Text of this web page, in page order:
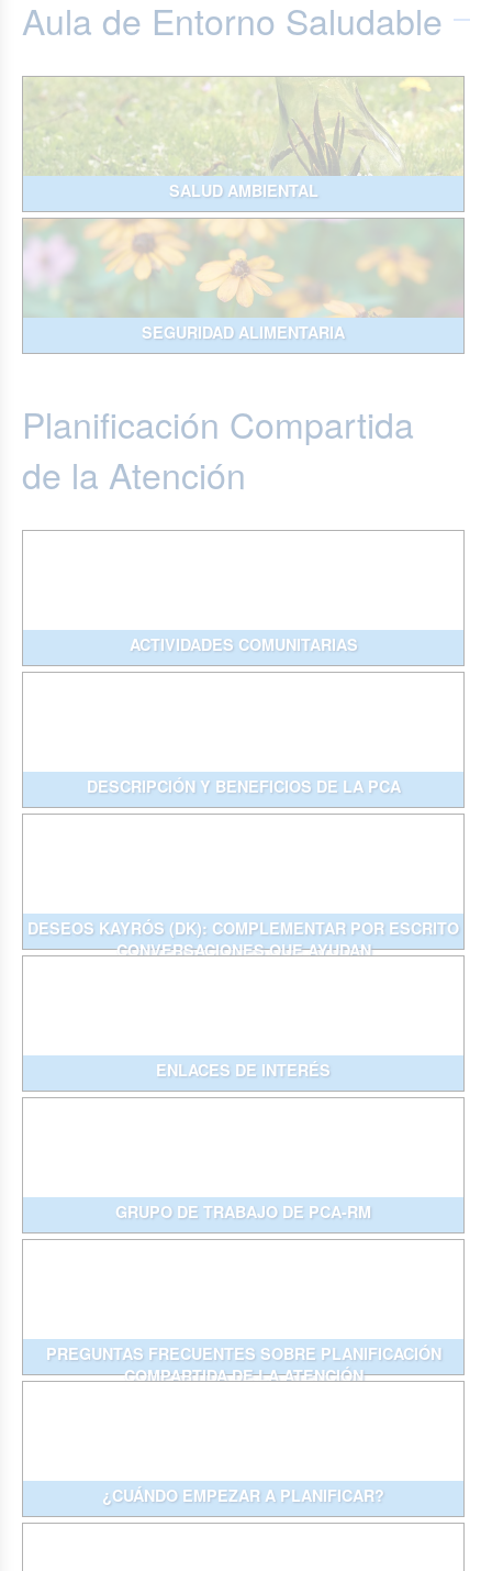
Aula de Entorno Saludable
SALUD AMBIENTAL
SEGURIDAD ALIMENTARIA
Planificación Compartida
de la Atención
ACTIVIDADES COMUNITARIAS
DESCRIPCIÓN Y BENEFICIOS DE LA PCA
DESEOS KAYRÓS (DK): COMPLEMENTAR POR ESCRITO
CONVERSACIONES QUE AYUDAN
ENLACES DE INTERÉS
GRUPO DE TRABAJO DE PCA-RM
PREGUNTAS FRECUENTES SOBRE PLANIFICACIÓN
COMPARTIDA DE LA ATENCIÓN
¿CUÁNDO EMPEZAR A PLANIFICAR?